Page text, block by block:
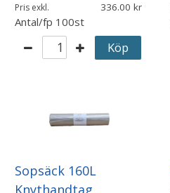
Pris exkl. 336.00
Antal/fp 100st
Köp
Sopsäck 160L
Knythandtag